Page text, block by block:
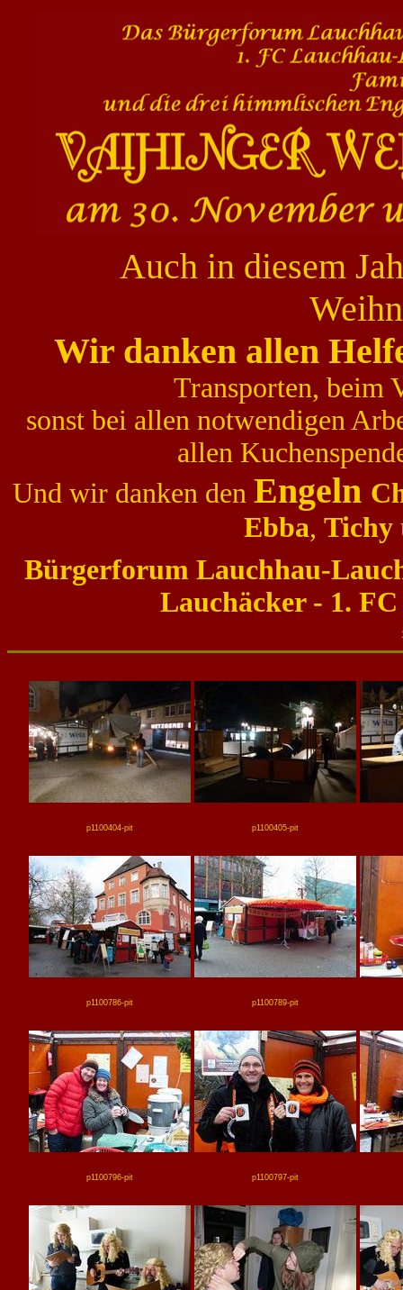
Auch in diesem
Wir danken allen
Transporten, beim
sonst bei allen notwendigen
allen
Und wir danken den Engeln
Ebba, Tichy
Bürgerforum Lauchhau-
Lauchäcker - 1.
p1100404-pit p1100405-pit
p1100786-pit p1100789-pit
p1100796-pit p1100797-pit